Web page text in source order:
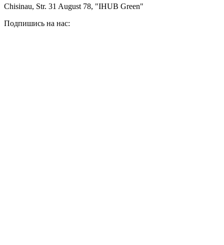
Chisinau, Str. 31 August 78, "IHUB Green"
Подпишись на нас: